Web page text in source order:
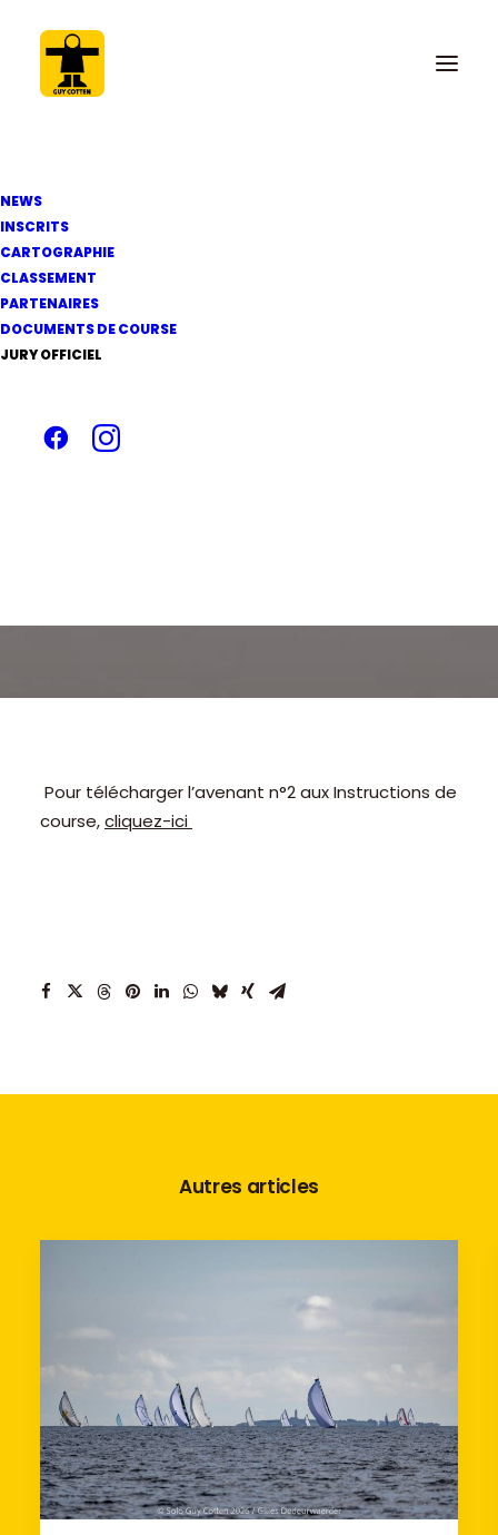
NEWS
INSCRITS
CARTOGRAPHIE
CLASSEMENT
PARTENAIRES
DOCUMENTS DE COURSE
JURY OFFICIELPublication avenant
Pour télécharger l’avenant n°2 aux Instructions de
course,cliquez-ici
Autres articles